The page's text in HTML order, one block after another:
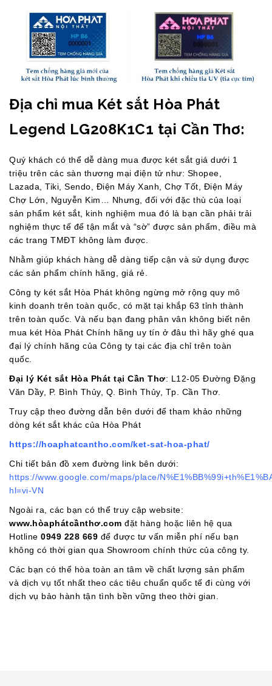
Địa chỉ mua Két sắt Hòa Phát
Legend LG208K1C1 tại Cần Thơ:
Quý khách có thể dễ dàng mua được két sắt giá dưới 1
triệu trên các sàn thương mại điện tử như: Shopee,
Lazada, Tiki, Sendo, Điện Máy Xanh, Chợ Tốt, Điện Máy
Chợ Lớn, Nguyễn Kim… Nhưng, đối với đặc thù của loại
sản phẩm két sắt, kinh nghiệm mua đó là bạn cần phải trải
nghiệm thực tế để tận mắt và “sờ” được sản phẩm, điều mà
các trang TMĐT không làm được.
Nhằm giúp khách hàng dễ dàng tiếp cận và sử dụng được
các sản phẩm chính hãng, giá rẻ.
Công ty két sắt Hòa Phát không ngừng mở rộng quy mô
kinh doanh trên toàn quốc, có mặt tại khắp 63 tỉnh thành
trên toàn quốc. Và nếu bạn đang phân vân không biết nên
mua két Hòa Phát Chính hãng uy tín ở đâu thì hãy ghé qua
đại lý chính hãng của Công ty tại các địa chỉ trên toàn
quốc.
Đại lý Két sắt Hòa Phát tại Cần Thơ: L12-05 Đường Đặng
Văn Dầy, P. Bình Thủy, Q. Bình Thủy, Tp. Cần Thơ.
Truy cập theo đường dẫn bên dưới để tham khảo những
dòng két sắt khác của Hòa Phát
https://hoaphatcantho.com/ket-sat-hoa-phat/
Chi tiết bản đồ xem đường link bên dưới:
https://www.google.com/maps/place/
hl=vi-VN
Ngoài ra, các bạn có thể truy cập website:
www.hòaphátcầnthơ.com đặt hàng hoặc liên hệ qua
Hotline 0949 228 669 để được tư vấn miễn phí nếu bạn
không có thời gian qua Showroom chính thức của công ty.
Các bạn có thể hòa toàn an tâm về chất lượng sản phẩm
và dịch vụ tốt nhất theo các tiêu chuẩn quốc tế đi cùng với
dịch vụ bảo hành tận tình bền vững theo thời gian.